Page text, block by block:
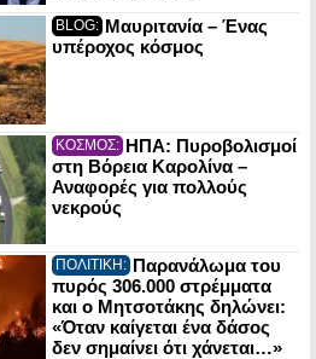
BLOG: Μαυριτανία – Ένας
υπέροχος κόσμος
ΚΟΣΜΟΣ: ΗΠΑ: Πυροβολισμοί
στη Βόρεια Καρολίνα –
Αναφορές για πολλούς
νεκρούς
ΠΟΛΙΤΙΚΗ: Παρανάλωμα του
πυρός 306.000 στρέμματα
και ο Μητσοτάκης δηλώνει:
«Όταν καίγεται ένα δάσος
δεν σημαίνει ότι χάνεται…»